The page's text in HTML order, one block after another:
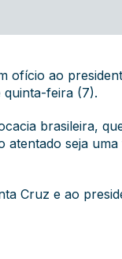
ao
quinta-feira (7).
brasileira,
seja
Cruz e ao